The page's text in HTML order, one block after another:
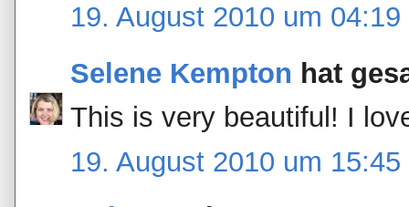
19. August 2010 um 04:19
Selene Kempton hat
This is very beautiful! I
19. August 2010 um 15:45